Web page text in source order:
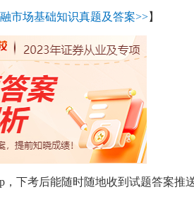
市场基础知识真题及答案>>】
下考后能随时随地收到试题答案推